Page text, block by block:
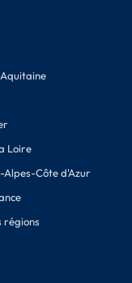
Loire
Alpes-Côte d'Azur
régions